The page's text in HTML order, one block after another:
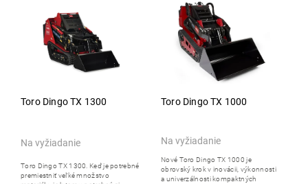
Najpredávanejšie
Abecedne
Toro Dingo TX 1300
Na vyžiadanie
Toro Dingo TX 1300. Keď je potrebné
premiestniť veľké množstvo
Toro Dingo TX 1000
Na vyžiadanie
Nové Toro Dingo TX 1000 je
obrovský krok v inovácii, výkonnosti
a univerzálnosti kompaktných